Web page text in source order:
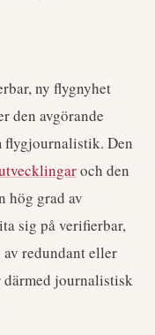
ny flygnyhet
den avgörande
flygjournalistik. Den
och den
hög grad av
sig på verifierbar,
redundant eller
journalistisk